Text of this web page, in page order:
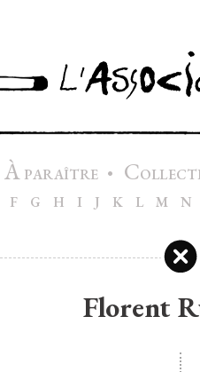
ÀPARAÎTRE • C
F G H I J K L M N
Florent